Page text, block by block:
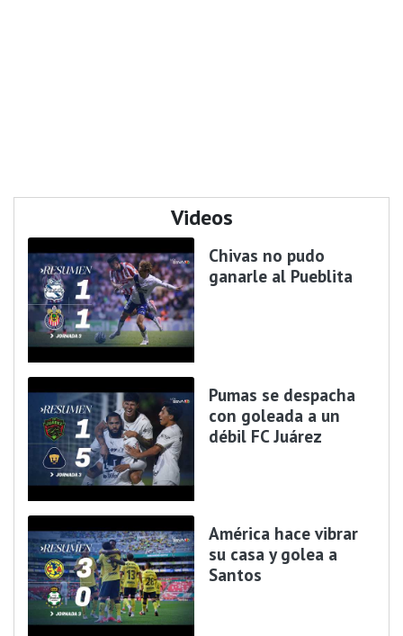
Videos
Chivas no pudo
ganarle al Pueblita
Pumas se despacha
con goleada a un
débil FC Juárez
América hace vibrar
su casa y golea a
Santos